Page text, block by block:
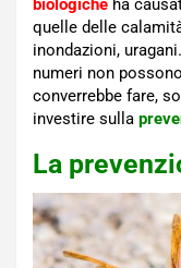
biologiche ha
quelle delle
inondazioni,
numeri non
converrebbe fare,
investire sulla
La